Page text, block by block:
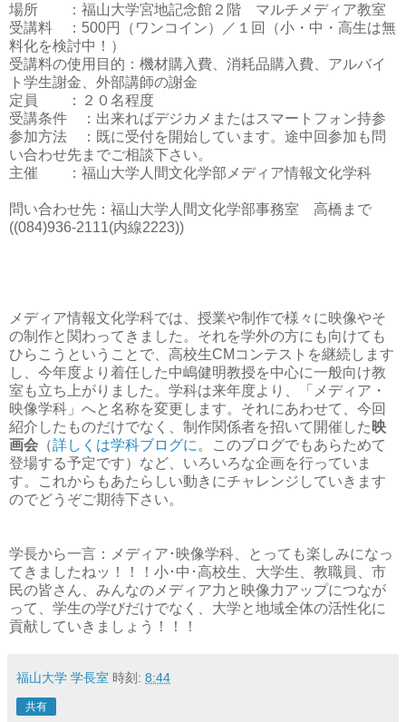
場所 ：福山大学宮地記念館２階 マルチメディア教室
受講料 ：500円（ワンコイン）／１回（小・中・高生は無
料化を検討中！）
受講料の使用目的：機材購入費、消耗品購入費、アルバイ
ト学生謝金、外部講師の謝金
定員 ：２０名程度
受講条件 ：出来ればデジカメまたはスマートフォン持参
参加方法 ：既に受付を開始しています。途中回参加も問
い合わせ先までご相談下さい。
主催 ：福山大学人間文化学部メディア情報文化学科
問い合わせ先：福山大学人間文化学部事務室 高橋まで
((084)936-2111(内線2223))
メディア情報文化学科では、授業や制作で様々に映像やそ
の制作と関わってきました。それを学外の方にも向けても
ひらこうということで、高校生CMコンテストを継続します
し、今年度より着任した中嶋健明教授を中心に一般向け教
室も立ち上がりました。学科は来年度より、「メディア・
映像学科」へと名称を変更します。それにあわせて、今回
紹介したものだけでなく、制作関係者を招いて開催した 映
画会 （詳しくは学科ブログに 。このブログでもあらためて
登場する予定です）など、いろいろな企画を行っていま
す。これからもあたらしい動きにチャレンジしていきます
のでどうぞご期待下さい。
学長から一言：メディア･映像学科、とっても楽しみになっ
てきましたねッ！！！小･中･高校生、大学生、教職員、市
民の皆さん、みんなのメディア力と映像力アップにつなが
って、学生の学びだけでなく、大学と地域全体の活性化に
貢献していきましょう！！！
福山大学 学長室 時刻: 8:44
共有